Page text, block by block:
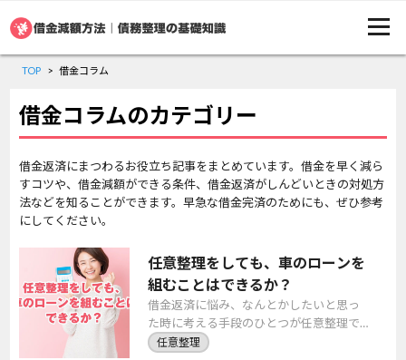
TOP 借金コラム
借金コラムのカテゴリー
借金返済にまつわるお役立ち記事をまとめています。借金を早く減ら
すコツや、借金減額ができる条件、借金返済がしんどいときの対処方
法などを知ることができます。早急な借金完済のためにも、ぜひ参考
にしてください。
任意整理をしても、車のローンを
組むことはできるか？
借金返済に悩み、なんとかしたいと思っ
た時に考える手段のひとつが任意整理で
しょう。任意整理を行うことで、借金返
任意整理